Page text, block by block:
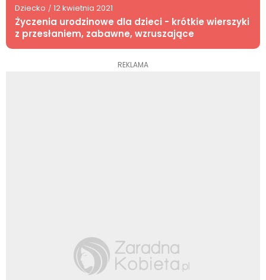
Dziecko / 12 kwietnia 2021
Życzenia urodzinowe dla dzieci - krótkie wierszyki
z przesłaniem, zabawne, wzruszające
REKLAMA